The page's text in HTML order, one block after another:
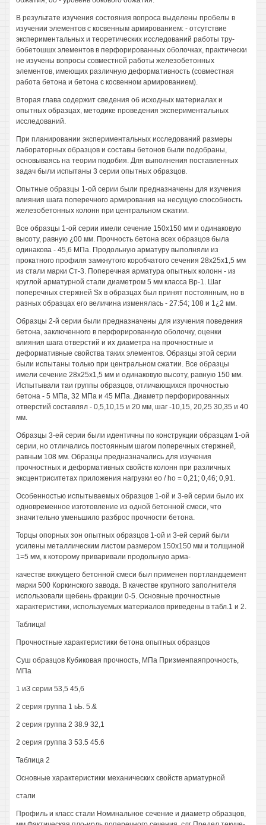
В результате изучения состояния вопроса выделены пробелы в
изучении элементов с косвенным армированием: - отсутствие
экспериментальных и теоретических исследований работы тру-
бобетошшх элементов в перфорированных оболочках, практически
не изучены вопросы совместной работы железобетонных
элементов, имеющих различную деформативность (совместная
работа бетона и бетона с косвенном армированием).
Вторая глава содержит сведения об исходных материалах и
опытных образцах, методике проведения экспериментальных
исследований.
При планировании экспериментальных исследований размеры
лабораторных образцов и составы бетонов были подобраны,
основываясь на теории подобия. Для выполнения поставленных
задач были испытаны 3 серии опытных образцов.
Опытные образцы 1-ой серии были предназначены для изучения
влияния шага поперечного армирования на несущую способность
железобетонных колонн при центральном сжатии.
Все образцы 1-ой серии имели сечение 150x150 мм и одинаковую
высоту, равную ¿00 мм. Прочность бетона всех образцов была
одинакова - 45,6 МПа. Продольную арматуру выполняли из
прокатного профиля замкнутого коробчатого сечения 28x25x1,5 мм
из стали марки Ст-3. Поперечная арматура опытных колонн - из
круглой арматурной стали диаметром 5 мм класса Вр-1. Шаг
поперечных стержней Sx в образцах был принят постоянным, но в
разных образцах его величина изменялась - 27:54; 108 и 1¿2 мм.
Образцы 2-й серии были предназначены для изучения поведения
бетона, заключенного в перфорированную оболочку, оценки
влияния шага отверстий и их диаметра на прочностные и
деформативные свойства таких элементов. Образцы этой серии
были испытаны только при центральном сжатии. Все образцы
имели сечение 28x25x1,5 мм и одинаковую высоту, равную 150 мм.
Испытывали таи группы образцов, отличающихся прочностью
бетона - 5 МПа, 32 МПа и 45 МПа. Диаметр перфорированных
отверстий составлял - 0,5,10,15 и 20 мм, шаг -10,15, 20,25 30,35 и 40
мм.
Образцы 3-ей серии были идентичны по конструкции образцам 1-ой
серии, но отличались постоянным шагом поперечных стержней,
равным 108 мм. Образцы предназначались для изучения
прочностных и деформативных свойств колонн при различных
эксцентриситетах приложения нагрузки ео / ho = 0,21; 0,46; 0,91.
Особенностью испытываемых образцов 1-ой и 3-ей серии было их
одновременное изготовление из одной бетонной смеси, что
значительно уменьшило разброс прочности бетона.
Торцы опорных зон опытных образцов 1-ой и 3-ей серий были
усилены металлическим листом размером 150x150 мм и толщиной
1=5 мм, к которому приваривали продольную арма-
качестве вяжущего бетонной смеси был применен портландцемент
марки 500 Коркинского завода. В качестве крупного заполнителя
использовали щебень фракции 0-5. Основные прочностные
характеристики, используемых материалов приведены в табл.1 и 2.
Таблица!
Прочностные характеристики бетона опытных образцов
Суш образцов Кубиковая прочность, МПа Призменпаяпрочность,
МПа
1 иЗ серии 53,5 45,6
2 серия группа 1 ьЬ. 5.&
2 серия группа 2 38.9 32,1
2 серия группа 3 53.5 45.6
Таблица 2
Основные характеристики механических свойств арматурной
стали
Профиль и класс стали Номинальное сечение и диаметр образцов,